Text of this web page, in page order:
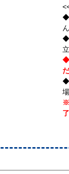
◆
◆
◆
※